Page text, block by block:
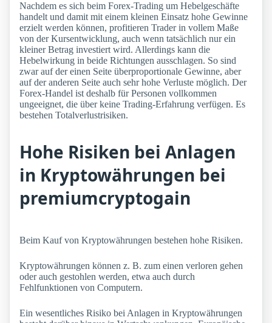
Nachdem es sich beim Forex-Trading um Hebelgeschäfte
handelt und damit mit einem kleinen Einsatz hohe Gewinne
erzielt werden können, profitieren Trader in vollem Maße
von der Kursentwicklung, auch wenn tatsächlich nur ein
kleiner Betrag investiert wird. Allerdings kann die
Hebelwirkung in beide Richtungen ausschlagen. So sind
zwar auf der einen Seite überproportionale Gewinne, aber
auf der anderen Seite auch sehr hohe Verluste möglich. Der
Forex-Handel ist deshalb für Personen vollkommen
ungeeignet, die über keine Trading-Erfahrung verfügen. Es
bestehen Totalverlustrisiken.
Hohe Risiken bei Anlagen
in Kryptowährungen bei
premiumcryptogain
Beim Kauf von Kryptowährungen bestehen hohe Risiken.
Kryptowährungen können z. B. zum einen verloren gehen
oder auch gestohlen werden, etwa auch durch
Fehlfunktionen von Computern.
Ein wesentliches Risiko bei Anlagen in Kryptowährungen